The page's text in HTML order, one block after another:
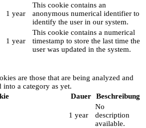
1 year
This cookie contains an
anonymous numerical identifier to
identify the user in our system.
1 year
This cookie contains a numerical
timestamp to store the last time the
user was updated in the system.
are those that are being analyzed and
into a category as yet.
Dauer Beschreibung
1 year
No
description
available.